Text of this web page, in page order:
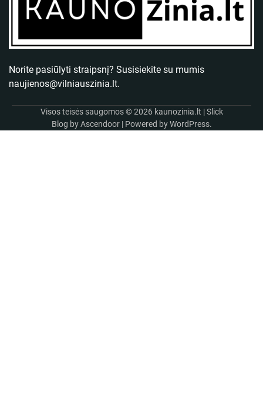
Norite pasiūlyti straipsnį? Susisiekite su mumis
naujienos@vilniauszinia.lt.
Visos teisės saugomos © 2026 kaunozinia.lt | Slick
Blog byAscendoor| Powered byWordPress.